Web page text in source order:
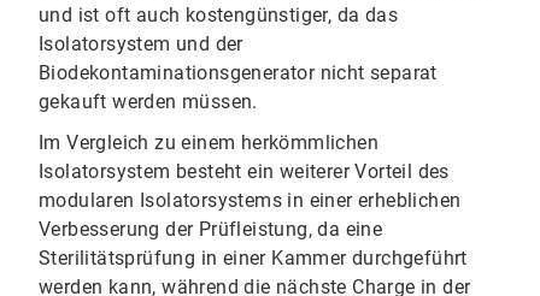
und ist oft auch kostengünstiger, da das
Isolatorsystem und der
Biodekontaminationsgenerator nicht separat
gekauft werden müssen.
Im Vergleich zu einem herkömmlichen
Isolatorsystem besteht ein weiterer Vorteil des
modularen Isolatorsystems in einer erheblichen
Verbesserung der Prüfleistung, da eine
Sterilitätsprüfung in einer Kammer durchgeführt
werden kann, während die nächste Charge in der